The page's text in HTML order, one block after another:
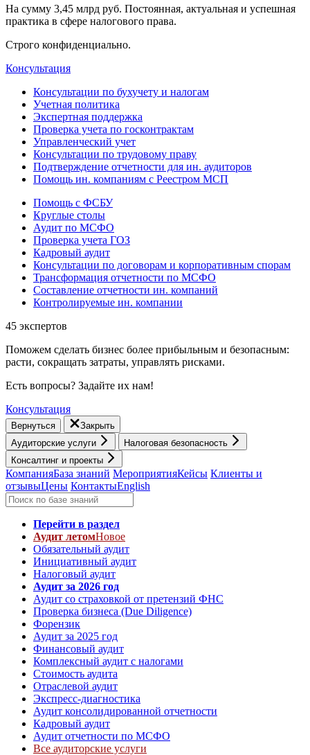
На сумму 3,45 млрд руб. Постоянная, актуальная и успешная
практика в сфере налогового права.
Строго конфиденциально.
Консультация
Консультации по бухучету и налогам
Учетная политика
Экспертная поддержка
Проверка учета по госконтрактам
Управленческий учет
Консультации по трудовому праву
Подтверждение отчетности для ин. аудиторов
Помощь ин. компаниям с Реестром МСП
Помощь с ФСБУ
Круглые столы
Аудит по МСФО
Проверка учета ГОЗ
Кадровый аудит
Консультации по договорам и корпоративным спорам
Трансформация отчетности по МСФО
Составление отчетности ин. компаний
Контролируемые ин. компании
45 экспертов
Поможем сделать бизнес более прибыльным и безопасным:
расти, cокращать затраты, управлять рисками.
Есть вопросы? Задайте их нам!
Консультация
Вернуться
Закрыть
Аудиторские услуги
Налоговая безопасность
Консалтинг и проекты
КомпанияБаза знаний МероприятияКейсы Клиенты и
отзывыЦены КонтактыEnglish
Перейти в раздел
Аудит летомНовое
Обязательный аудит
Инициативный аудит
Налоговый аудит
Аудит за 2026 год
Аудит со страховкой от претензий ФНС
Проверка бизнеса (Due Diligence)
Форензик
Аудит за 2025 год
Финансовый аудит
Комплексный аудит с налогами
Стоимость аудита
Отраслевой аудит
Экспресс-диагностика
Аудит консолидированной отчетности
Кадровый аудит
Аудит отчетности по МСФО
Все аудиторские услуги